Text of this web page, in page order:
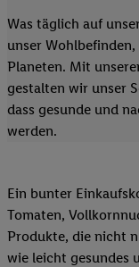
Was täglich auf
unser
Planeten. Mit
gestalten wir unser
dass gesunde und
werden.
Ein bunter
Tomaten,
Produkte, die nicht
wie leicht gesundes